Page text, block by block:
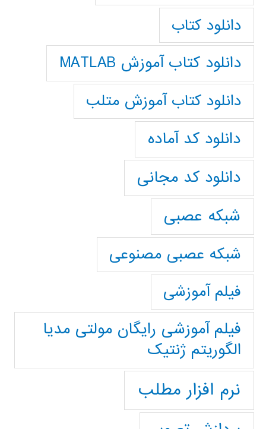
دانلود کتاب
دانلود کتاب آموزش MATLAB
دانلود کتاب آموزش متلب
دانلود کد آماده
دانلود کد مجانی
شبکه عصبی
شبکه عصبی مصنوعی
فیلم آموزشی
فیلم آموزشی رایگان مولتی مدیا
الگوریتم ژنتیک
نرم افزار مطلب